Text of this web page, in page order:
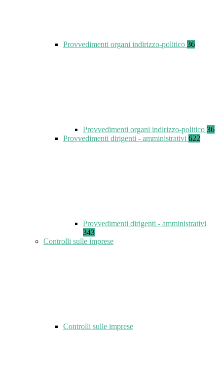
Provvedimenti organi indirizzo-politico 36
Provvedimenti organi indirizzo-politico 36
Provvedimenti dirigenti - amministrativi 622
Provvedimenti dirigenti - amministrativi
343
Controlli sulle imprese
Controlli sulle imprese